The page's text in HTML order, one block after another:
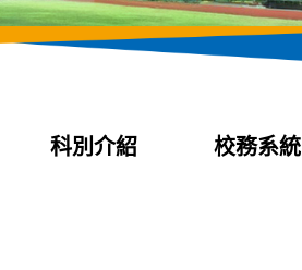
科別介紹 校務系統